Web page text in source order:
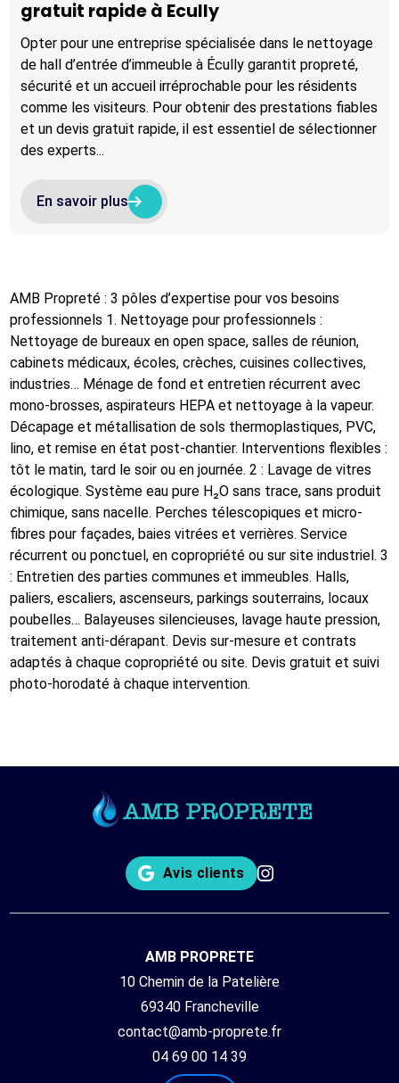
gratuit rapide à Ecully
Opter pour une entreprise spécialisée dans le nettoyage
de hall d’entrée d’immeuble à Écully garantit propreté,
sécurité et un accueil irréprochable pour les résidents
comme les visiteurs. Pour obtenir des prestations fiables
et un devis gratuit rapide, il est essentiel de sélectionner
des experts...
En savoir plus
arrow_right_altarrow_right_alt
AMB Propreté : 3 pôles d’expertise pour vos besoins
professionnels 1. Nettoyage pour professionnels :
Nettoyage de bureaux en open space, salles de réunion,
cabinets médicaux, écoles, crèches, cuisines collectives,
industries… Ménage de fond et entretien récurrent avec
mono-brosses, aspirateurs HEPA et nettoyage à la vapeur.
Décapage et métallisation de sols thermoplastiques, PVC,
lino, et remise en état post-chantier. Interventions flexibles :
tôt le matin, tard le soir ou en journée. 2 : Lavage de vitres
écologique. Système eau pure H₂O sans trace, sans produit
chimique, sans nacelle. Perches télescopiques et micro-
fibres pour façades, baies vitrées et verrières. Service
récurrent ou ponctuel, en copropriété ou sur site industriel. 3
: Entretien des parties communes et immeubles. Halls,
paliers, escaliers, ascenseurs, parkings souterrains, locaux
poubelles… Balayeuses silencieuses, lavage haute pression,
traitement anti-dérapant. Devis sur-mesure et contrats
adaptés à chaque copropriété ou site. Devis gratuit et suivi
photo-horodaté à chaque intervention.
Avis clients
AMB PROPRETE
10 Chemin de la Patelière
69340 Francheville
contact@amb-proprete.fr
04 69 00 14 39